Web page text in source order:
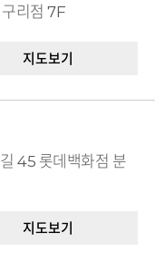
리점 7F
지도보기
45 롯데백화점 분
지도보기